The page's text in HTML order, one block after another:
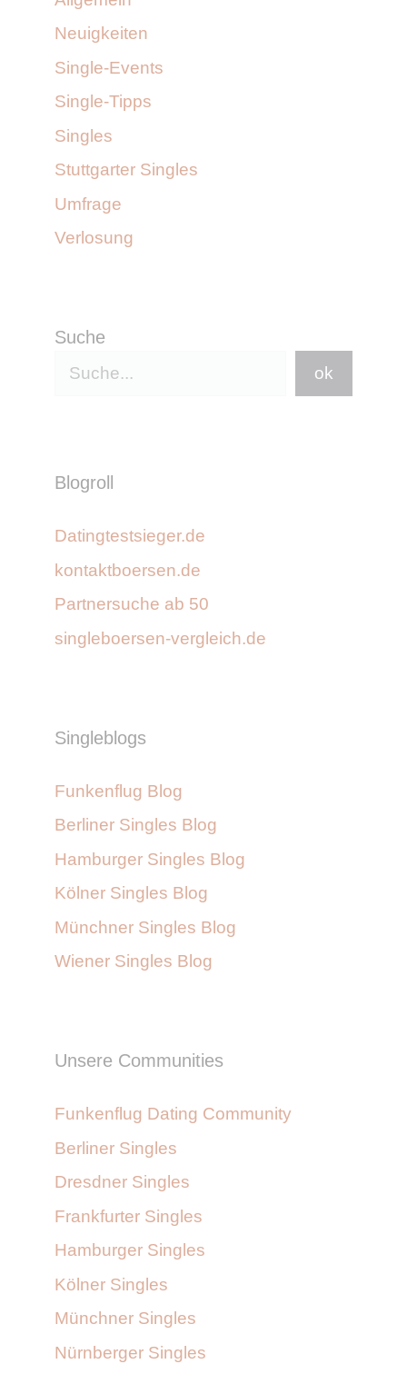
Neuigkeiten
Single-Events
Single-Tipps
Singles
Stuttgarter Singles
Umfrage
Verlosung
Suche
ok
Blogroll
Datingtestsieger.de
kontaktboersen.de
Partnersuche ab 50
singleboersen-vergleich.de
Singleblogs
Funkenflug Blog
Berliner Singles Blog
Hamburger Singles Blog
Kölner Singles Blog
Münchner Singles Blog
Wiener Singles Blog
Unsere Communities
Funkenflug Dating Community
Berliner Singles
Dresdner Singles
Frankfurter Singles
Hamburger Singles
Kölner Singles
Münchner Singles
Nürnberger Singles